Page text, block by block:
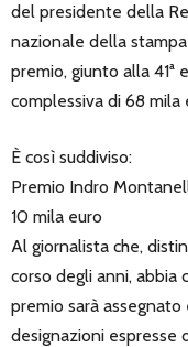
del presidente della
nazionale della
premio, giunto alla 41ª
complessiva di 68 mila
È così suddiviso:
Premio Indro
10 mila euro
Al giornalista che,
corso degli anni, abbia
premio sarà
designazioni espresse